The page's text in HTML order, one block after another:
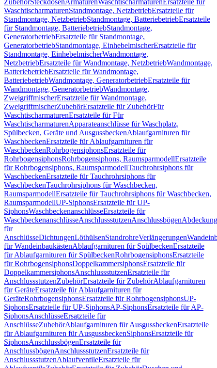
ZubehörSteckdosenArmaturenWaschtischarmaturen Ersatzteile für
WaschtischarmaturenStandmontage, NetzbetriebErsatzteile für
Standmontage, NetzbetriebStandmontage, BatteriebetriebErsatzteile
für Standmontage, BatteriebetriebStandmontage,
GeneratorbetriebErsatzteile für Standmontage,
GeneratorbetriebStandmontage, EinhebelmischerErsatzteile für
Standmontage, EinhebelmischerWandmontage,
NetzbetriebErsatzteile für Wandmontage, NetzbetriebWandmontage,
BatteriebetriebErsatzteile für Wandmontage,
BatteriebetriebWandmontage, GeneratorbetriebErsatzteile für
Wandmontage, GeneratorbetriebWandmontage,
ZweigriffmischerErsatzteile für Wandmontage,
ZweigriffmischerZubehörErsatzteile für ZubehörFür
WaschtischarmaturenErsatzteile für Für
WaschtischarmaturenApparateanschlüsse für Waschplatz,
Spülbecken, Geräte und AusgussbeckenAblaufgarnituren für
WaschbeckenErsatzteile für Ablaufgarnituren für
WaschbeckenRohrbogensiphonsErsatzteile für
RohrbogensiphonsRohrbogensiphons, RaumsparmodellErsatzteile
für Rohrbogensiphons, RaumsparmodellTauchrohrsiphons für
WaschbeckenErsatzteile für Tauchrohrsiphons für
WaschbeckenTauchrohrsiphons für Waschbecken,
RaumsparmodellErsatzteile für Tauchrohrsiphons für Waschbecken,
RaumsparmodellUP-SiphonsErsatzteile für UP-
SiphonsWaschbeckenanschlüsseErsatzteile für
WaschbeckenanschlüsseAnschlussstutzenAnschlussbögen
für
AnschlüsseDichtungenLöthülsenStandrohreVerlängerungen
für WandeinbaukästenAblaufgarnituren für SpülbeckenErsatzteile
für Ablaufgarnituren für SpülbeckenRohrbogensiphonsErsatzteile
für RohrbogensiphonsDoppelkammersiphonsErsatzteile für
DoppelkammersiphonsAnschlussstutzenErsatzteile für
AnschlussstutzenZubehörErsatzteile für ZubehörAblaufgarnituren
für GeräteErsatzteile für Ablaufgarnituren für
GeräteRohrbogensiphonsErsatzteile für RohrbogensiphonsUP-
SiphonsErsatzteile für UP-SiphonsAP-SiphonsErsatzteile für AP-
SiphonsAnschlüsseErsatzteile für
AnschlüsseZubehörAblaufgarnituren für AusgussbeckenErsatzteile
für Ablaufgarnituren für AusgussbeckenSiphonsErsatzteile für
SiphonsAnschlussbögenErsatzteile für
AnschlussbögenAnschlussstutzenErsatzteile für
AnschlussstutzenAblaufventileErsatzteile für